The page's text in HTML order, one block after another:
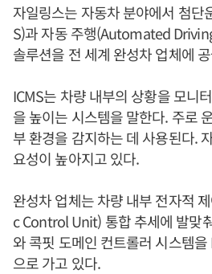
자일링스는 자동차 분야에서 첨단
S)과 자동 주행(Automated
솔루션을 전 세계 완성차 업체에
ICMS는 차량 내부의 상황을 모니
을 높이는 시스템을 말한다. 주로
부 환경을 감지하는 데 사용된다.
요성이 높아지고 있다.
완성차 업체는 차량 내부 전자적
c Control Unit) 통합 추세에 발맞
와 콕핏 도메인 컨트롤러 시스템
으로 가고 있다.